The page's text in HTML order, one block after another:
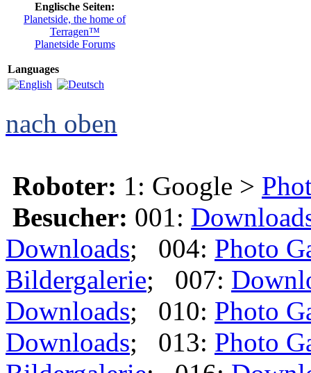
Englische Seiten:
Planetside, the home of
Terragen™
Planetside Forums
Languages
nach oben
Roboter: 1: Google >
Besucher: 001:
Downloads; 004: Photo
Bildergalerie; 007:
Downloads; 010: Photo
Downloads; 013: Photo